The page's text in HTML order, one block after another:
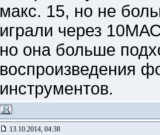
макс. 15, но не
играли через
но она больше
воспроизведения
инструментов.
13.10.2014, 04:38